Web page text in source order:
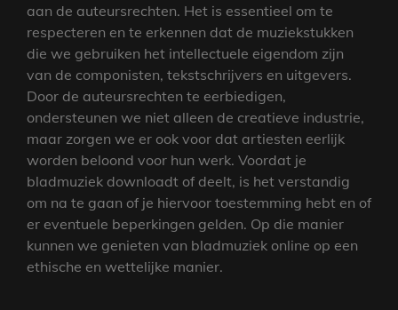
aan de auteursrechten. Het is essentieel om te
respecteren en te erkennen dat de muziekstukken
die we gebruiken het intellectuele eigendom zijn
van de componisten, tekstschrijvers en uitgevers.
Door de auteursrechten te eerbiedigen,
ondersteunen we niet alleen de creatieve industrie,
maar zorgen we er ook voor dat artiesten eerlijk
worden beloond voor hun werk. Voordat je
bladmuziek downloadt of deelt, is het verstandig
om na te gaan of je hiervoor toestemming hebt en of
er eventuele beperkingen gelden. Op die manier
kunnen we genieten van bladmuziek online op een
ethische en wettelijke manier.